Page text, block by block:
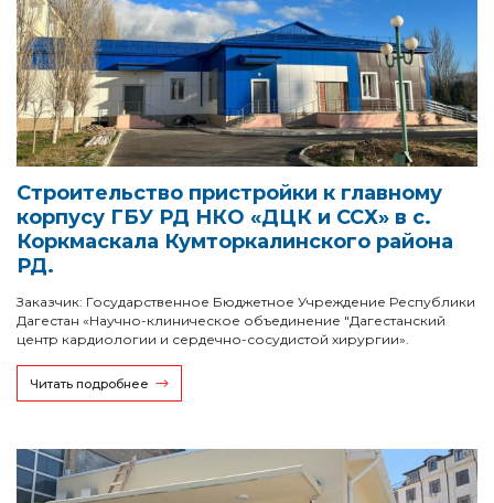
Строительство пристройки к главному
корпусу ГБУ РД НКО «ДЦК и ССХ» в с.
Коркмаскала Кумторкалинского района
РД.
Заказчик: Государственное Бюджетное Учреждение Республики
Дагестан «Научно-клиническое объединение "Дагестанский
центр кардиологии и сердечно-сосудистой хирургии».
Читать подробнее